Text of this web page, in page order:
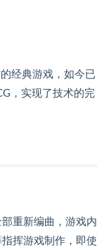
经典游戏，如今已
，实现了技术的完
重新编曲，游戏内
挥游戏制作，即使